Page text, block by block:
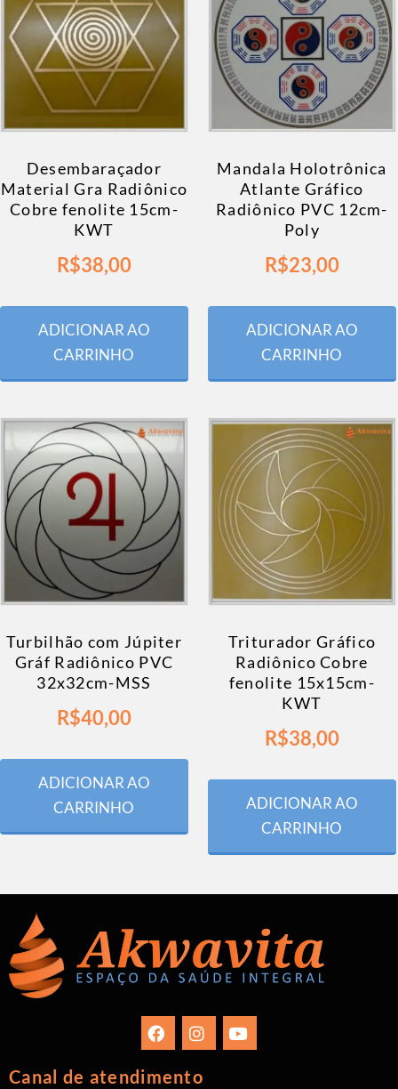
Desembaraçador
Material Gra Radiônico
Cobre fenolite 15cm-
KWT
R$38,00
ADICIONAR AO
CARRINHO
Mandala Holotrônica
Atlante Gráfico
Radiônico PVC 12cm-
Poly
R$23,00
ADICIONAR AO
CARRINHO
Turbilhão com Júpiter
Gráf Radiônico PVC
32x32cm-MSS
R$40,00
ADICIONAR AO
CARRINHO
Triturador Gráfico
Radiônico Cobre
fenolite 15x15cm-
KWT
R$38,00
ADICIONAR AO
CARRINHO
Canal de atendimento